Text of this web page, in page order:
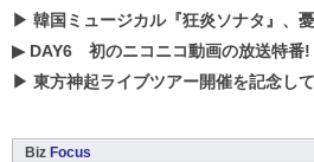
▶ 韓国ミュージカル『狂炎ソナタ』、憂いある​ビジュアル初公開!! 主
▶ DAY6 初のニコニコ動画の放送特番!「DAY6 JAPAN 1st ALBUM「
▶ 東方神起ライブツアー開催を記念して札幌で
Biz Focus